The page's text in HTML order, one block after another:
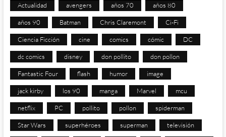
Actualidad avengers años 70 años 80
años 90 Batman Chris Claremont Ci-Fi
Ciencia Ficción cine comics cómic DC
dc comics disney don pollito don pollon
Fantastic Four flash humor image
jack kirby los 90 manga Marvel mcu
netflix PC pollito pollon spiderman
Star Wars superhéroes superman televisión